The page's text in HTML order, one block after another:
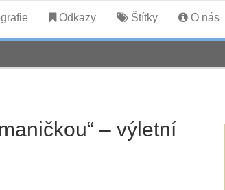
Odkazy Štítky O nás
– výletní